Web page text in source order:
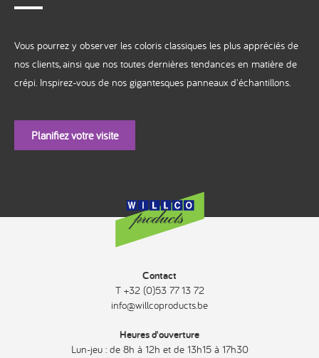
Vous pourrez y observer les coloris classiques les plus appréciés de
nos clients, ainsi que nos toutes dernières tendances en matière de
crépi. Inspirez-vous de nos gigantesques panneaux d'échantillons.
Planifiez votre visite
Contact
T +32 (0)53 77 13 72
info@willcoproducts.be
Heures d'ouverture
Lun-jeu : de 8h à 12h et de 13h15 à 17h30